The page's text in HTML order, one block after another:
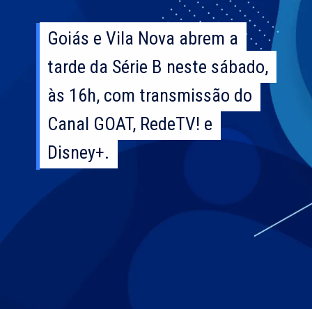
Goiás e Vila Nova abrem a
tarde da Série B neste sábado,
às 16h, com transmissão do
Canal GOAT, RedeTV! e
Disney+.
Goiás e Vila Nova abrem a
tarde da Série B neste sábado,
às 16h, com transmissão do
Canal GOAT, RedeTV! e
Disney+.